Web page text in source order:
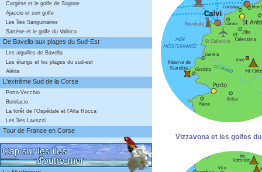
Cargèse et le golfe de Sagone
Ajaccio et son golfe
Les îles Sanguinaires
Sartène et le golfe du Valinco
De Bavella aux plages du Sud-Est
Les aiguilles de Bavella
Les étangs et les plages du sud-est
Aléria
L'extrême Sud de la Corse
Porto-Vecchio
Bonifacio
La forêt de l'Ospédale et l'Alta Rocca
Les îles Lavezzi
Tour de France en Corse
Vizzavona et les golfes